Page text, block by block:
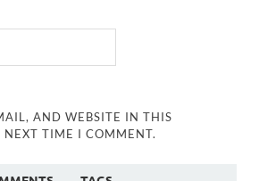
AND WEBSITE IN THIS
NEXT TIME I COMMENT.